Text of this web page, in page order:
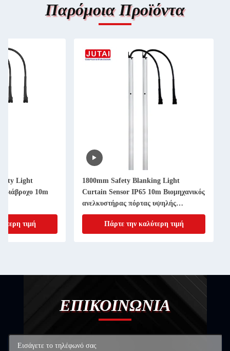
Παρόμοια Προϊόντα
Light
10m
τιμή
1800mm Safety Blanking Light
Curtain Sensor IP65 10m Βιομηχανικός
ανελκυστήρας πόρτας υψηλής
ταχύτητας
Πάρτε την καλύτερη τιμή
ΕΠΙΚΟΙΝΩΝΙΑ